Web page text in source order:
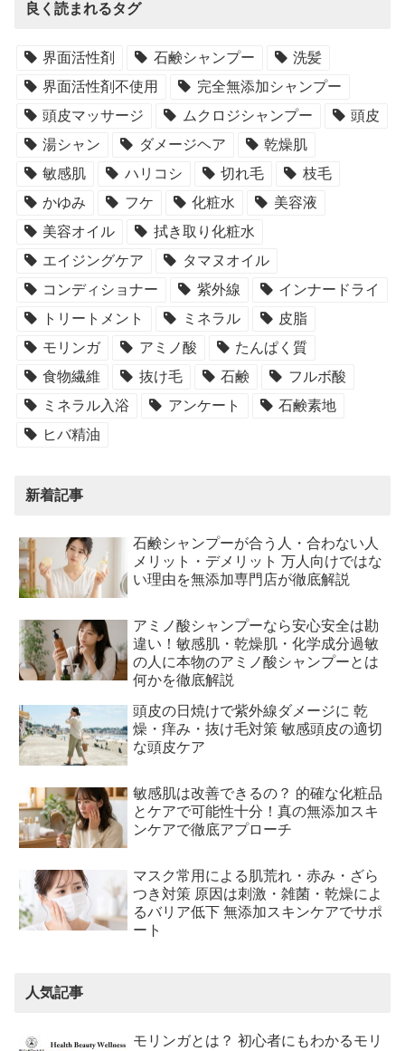
良く読まれるタグ
界面活性剤 石鹸シャンプー
洗髪
界面活性剤不使用
完全無添加シャンプー
頭皮マッサージ
ムクロジシャンプー
頭皮
湯シャン
ダメージヘア
乾燥肌
敏感肌
ハリコシ 切れ毛
枝毛
かゆみ
フケ 化粧水
美容液
美容オイル
拭き取り化粧水
エイジングケア
タマヌオイル
コンディショナー
紫外線
インナードライ
トリートメント
ミネラル
皮脂
モリンガ
アミノ酸
たんぱく質
食物繊維
抜け毛 石鹸
フルボ酸
ミネラル入浴
アンケート
石鹸素地
ヒバ精油
新着記事
石鹸シャンプーが合う人・合わない人
メリット・デメリット 万人向けではな
い理由を無添加専門店が徹底解説
アミノ酸シャンプーなら安心安全は勘
違い！敏感肌・乾燥肌・化学成分過敏
の人に本物のアミノ酸シャンプーとは
何かを徹底解説
頭皮の日焼けで紫外線ダメージに 乾
燥・痒み・抜け毛対策 敏感頭皮の適切
な頭皮ケア
敏感肌は改善できるの？ 的確な化粧品
とケアで可能性十分！真の無添加スキ
ンケアで徹底アプローチ
マスク常用による肌荒れ・赤み・ざら
つき対策 原因は刺激・雑菌・乾燥によ
るバリア低下 無添加スキンケアでサポ
ート
人気記事
モリンガとは？ 初心者にもわかるモリ